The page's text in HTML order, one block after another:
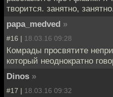
творится. занятно,
papa_medved »
#16 | 18.03.16 09:28
Комрады просвятите
который неоднократно
Dinos »
#17 | 18.03.16 09:32